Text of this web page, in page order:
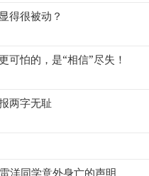
得很被动？
可怕的，是“相信”尽失！
两字无耻
洋同学意外身亡的声明